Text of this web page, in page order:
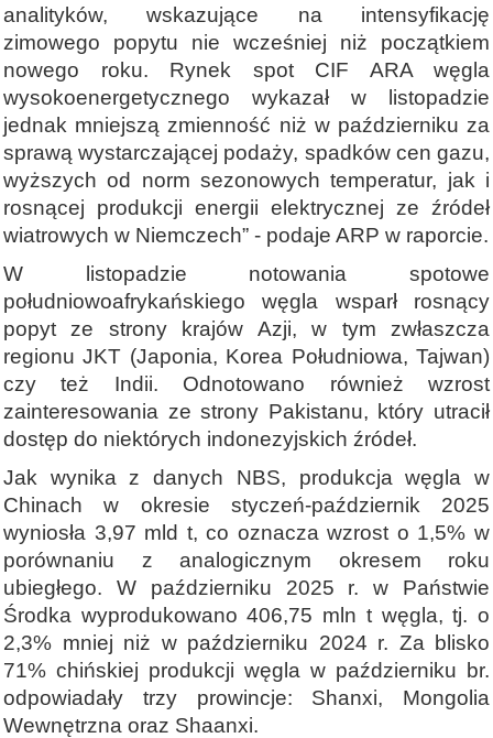
analityków, wskazujące na intensyfikację
zimowego popytu nie wcześniej niż początkiem
nowego roku. Rynek spot CIF ARA węgla
wysokoenergetycznego wykazał w listopadzie
jednak mniejszą zmienność niż w październiku za
sprawą wystarczającej podaży, spadków cen gazu,
wyższych od norm sezonowych temperatur, jak i
rosnącej produkcji energii elektrycznej ze źródeł
wiatrowych w Niemczech” - podaje ARP w raporcie.
W listopadzie notowania spotowe
południowoafrykańskiego węgla wsparł rosnący
popyt ze strony krajów Azji, w tym zwłaszcza
regionu JKT (Japonia, Korea Południowa, Tajwan)
czy też Indii. Odnotowano również wzrost
zainteresowania ze strony Pakistanu, który utracił
dostęp do niektórych indonezyjskich źródeł.
Jak wynika z danych NBS, produkcja węgla w
Chinach w okresie styczeń-październik 2025
wyniosła 3,97 mld t, co oznacza wzrost o 1,5% w
porównaniu z analogicznym okresem roku
ubiegłego. W październiku 2025 r. w Państwie
Środka wyprodukowano 406,75 mln t węgla, tj. o
2,3% mniej niż w październiku 2024 r. Za blisko
71% chińskiej produkcji węgla w październiku br.
odpowiadały trzy prowincje: Shanxi, Mongolia
Wewnętrzna oraz Shaanxi.